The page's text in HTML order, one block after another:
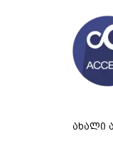
ახალი